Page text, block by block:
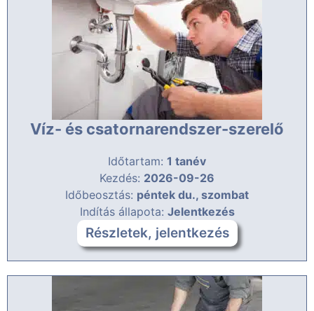
Víz- és csatornarendszer-szerelő
Időtartam: 1 tanév
Kezdés: 2026-09-26
Időbeosztás: péntek du., szombat
Indítás állapota: Jelentkezés
Részletek, jelentkezés